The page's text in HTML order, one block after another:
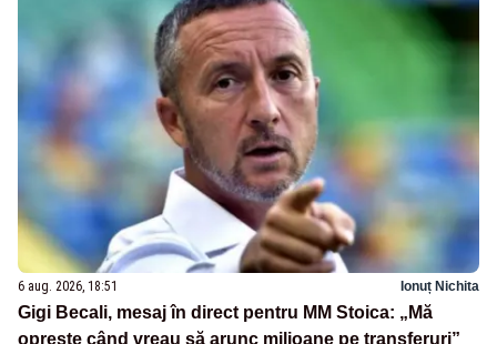
6 aug. 2026, 18:51 Ionuț Nichita
Gigi Becali, mesaj în direct pentru MM Stoica: „Mă
oprește când vreau să arunc milioane pe transferuri”